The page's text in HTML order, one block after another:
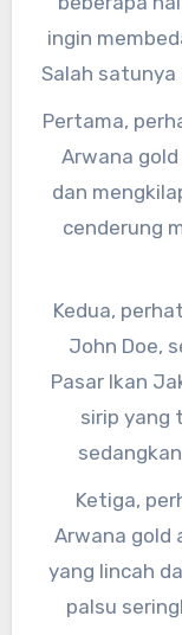
ingin
Salah
Pertama,
Arwana
dan
cenderung
Kedua,
John Doe,
Pasar Ikan
sirip yang
memiliki
Ketiga,
Arwana gold
yang lincah
palsu